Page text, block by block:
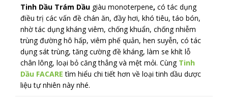
Tinh Dầu Trám Dầu giàu monoterpene, có tác dụng
điều trị các vấn đề chán ăn, đầy hơi, khó tiêu, táo bón,
nhờ tác dụng kháng viêm, chống khuẩn, chống nhiễm
trùng đường hô hấp, viêm phế quản, hen suyễn, có tác
dụng sát trùng, tăng cường đề kháng, làm se khít lỗ
chân lông, loại bỏ căng thẳng và mệt mỏi. Cùng Tinh
Dầu FACARE tìm hiểu chi tiết hơn về loại tinh dầu dược
liệu tự nhiên này nhé.